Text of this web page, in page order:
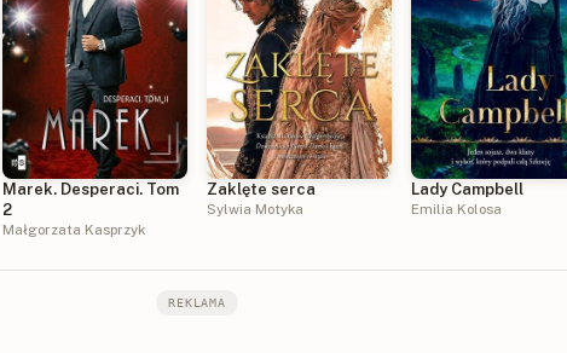
Marek. Desperaci. Tom
2
Małgorzata Kasprzyk
Zaklęte serca
Sylwia Motyka
Lady Campbell
Emilia Kolosa
REKLAMA